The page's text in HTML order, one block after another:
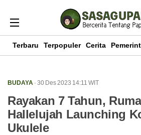
Terbaru Terpopuler Cerita
BUDAYA · 30 Des 2023 14:11 WIT
Rayakan 7 Tahun,
Hallelujah Launching
Ukulele